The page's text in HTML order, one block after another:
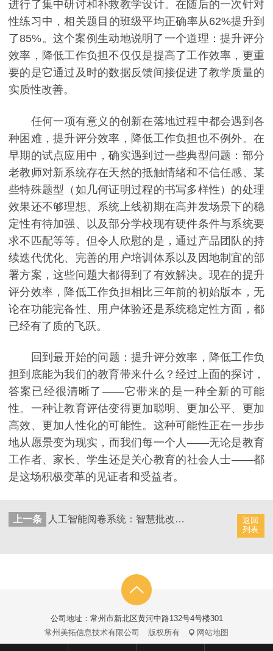
进行了集中研讨和补救教学设计。在随后的一次针对
性练习中，相关题目的班级平均正确率从62%提升到
了85%。这个案例生动地说明了一个道理：提升评分
效率，降低工作负担不仅仅是提高了工作效率，更重
要的是它通过及时的数据反馈间接促进了教学质量的
实质性改善。
任何一项有意义的创新在落地过程中都会遇到各
种困难，提升评分效率，降低工作负担也不例外。在
早期的试点应用中，确实遇到过一些典型问题：部分
老教师对新系统存在天然的抵触情绪和不信任感、某
些特殊题型（如几何证明过程的书写多样性）的处理
效果还不够理想、系统上线初期在高并发场景下的稳
定性有待加强、以及部分学校现有硬件条件与系统要
求不匹配等等。但令人欣慰的是，通过产品团队的持
续迭代优化、完善的用户培训体系以及因地制宜的部
署方案，这些问题大都得到了有效解决。现在的提升
评分效率，降低工作负担相比三年前的初始版本，无
论在功能完备性、用户体验还是系统稳定性方面，都
已经有了质的飞跃。
回到最开始的问题：提升评分效率，降低工作负
担到底能为我们的教育带来什么？经过上面的探讨，
答案已经很清晰了——它带来的是一种全新的可能
性。一种让教育评估变得更加聪明、更加公平、更加
高效、更加人性化的可能性。这种可能性正在一步步
地从愿景变为现实，而我们每一个人——无论是教育
工作者、家长、学生还是关心教育的社会人士——都
是这场积极变革的见证者和受益者。
返回
列表
上一条 人工智能阅卷系统：智慧批改助力教学优化
公司地址：常州市新北区黄河中路132号4号楼301
常州美拓信息技术有限公司
版权所有 网站地图